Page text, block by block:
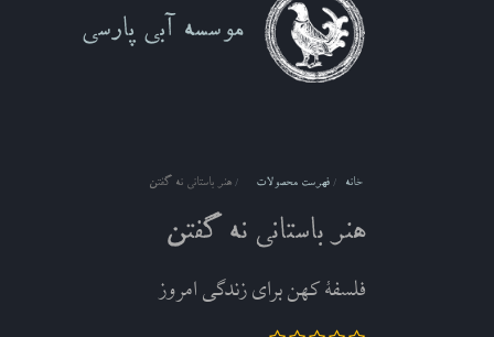
موسسه آبی پارسی
خانه فهرست محصولات هنر باستانی نه گفتن
هنر باستانی نه گفتن
فلسفۀ کهن برای زندگی امروز